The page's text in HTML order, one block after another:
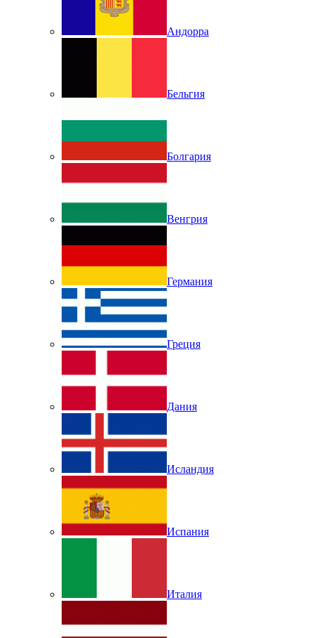
Андорра
Бельгия
Болгария
Венгрия
Германия
Греция
Дания
Исландия
Испания
Италия